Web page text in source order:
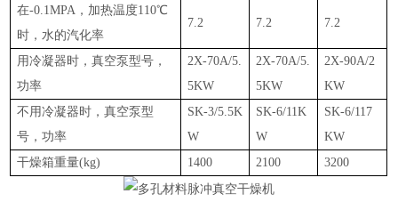
在-0.1MPA，加热温度110℃
时，水的汽化率
7.2 7.2 7.2
用冷凝器时，真空泵型号，
功率
2X-70A/5.
5KW
2X-70A/5.
5KW
2X-90A/2
KW
不用冷凝器时，真空泵型
号，功率
SK-3/5.5K
W
SK-6/11K
W
SK-6/117
KW
干燥箱重量(kg)
1400 2100 3200